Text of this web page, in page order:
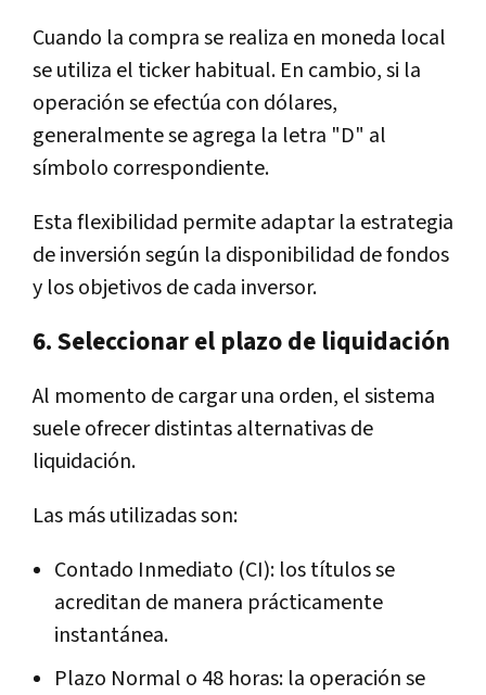
Cuando la compra se realiza en moneda local
se utiliza el ticker habitual. En cambio, si la
operación se efectúa con dólares,
generalmente se agrega la letra "D" al
símbolo correspondiente.
Esta flexibilidad permite adaptar la estrategia
de inversión según la disponibilidad de fondos
y los objetivos de cada inversor.
6. Seleccionar el plazo de liquidación
Al momento de cargar una orden, el sistema
suele ofrecer distintas alternativas de
liquidación.
Las más utilizadas son:
Contado Inmediato (CI): los títulos se
acreditan de manera prácticamente
instantánea.
Plazo Normal o 48 horas: la operación se